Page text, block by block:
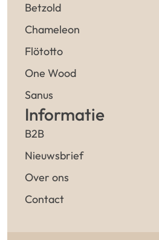
Betzold
Chameleon
Flötotto
One Wood
Sanus
Informatie
B2B
Nieuwsbrief
Over ons
Contact